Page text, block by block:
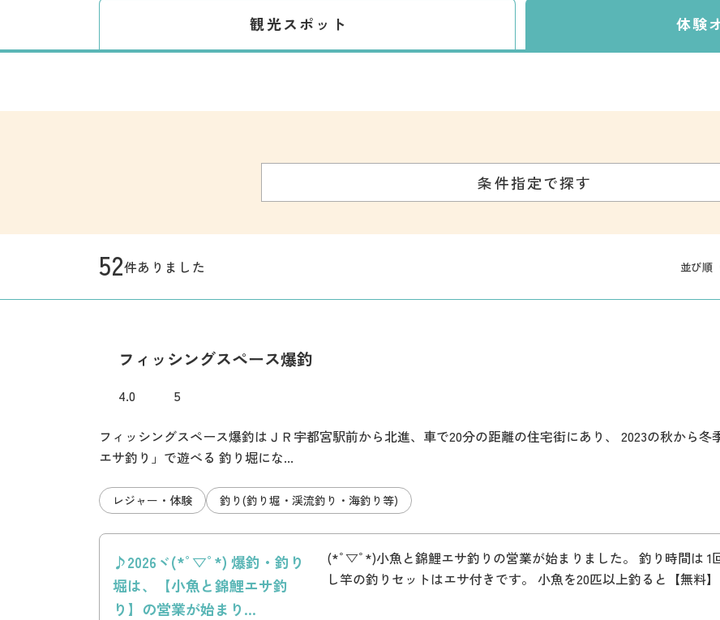
観光スポット 体験
条件指定で探す
52件ありました 並び順
フィッシングスペース爆釣
フィッシングスペース爆釣はＪＲ宇都宮駅前から北進、車で20分の距離の住宅街にあり、 2023の秋から
エサ釣り」で遊べる 釣り堀にな...
レジャー・体験 釣り(釣り堀・渓流釣り・海釣り等)
4.0 5
♪2026ヾ(*ﾟ▽ﾟ*) 爆釣・釣り
堀は、【小魚と錦鯉エサ釣
り】の営業が始まり...
(*ﾟ▽ﾟ*)小魚と錦鯉エサ釣りの営業が始まりました。 釣り時間は 1
し竿の釣りセットはエサ付きです。 小魚を20匹以上釣ると【無料